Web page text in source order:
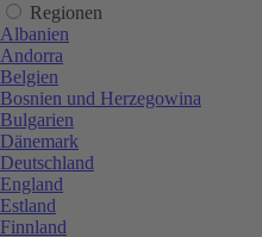
Regionen
Albanien
Andorra
Belgien
Bosnien und Herzegowina
Bulgarien
Dänemark
Deutschland
England
Estland
Finnland